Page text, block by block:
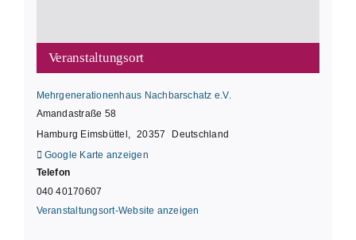
Veranstaltungsort
Mehrgenerationenhaus Nachbarschatz e.V.
Amandastraße 58
Hamburg Eimsbüttel , 20357
Deutschland
Google Karte anzeigen
Telefon
040 40170607
Veranstaltungsort-Website anzeigen